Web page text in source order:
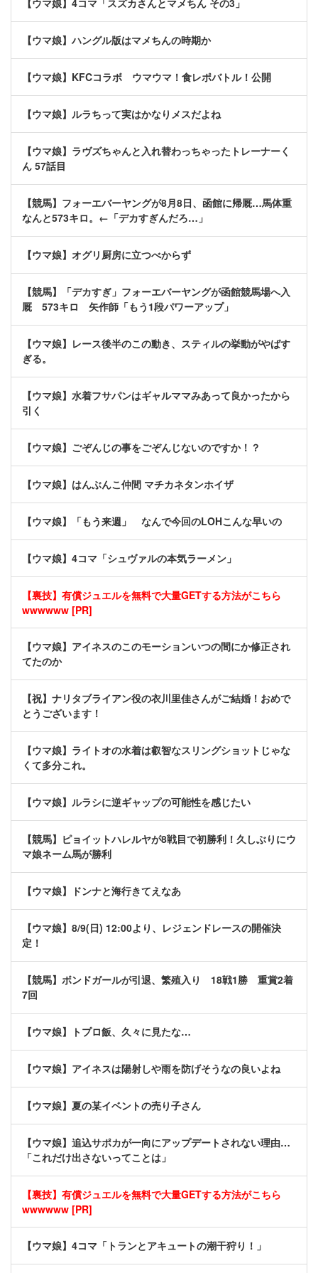
【ウマ娘】4コマ「スズカさんとマメちん その3」
【ウマ娘】ハングル版はマメちんの時期か
【ウマ娘】KFCコラボ ウマウマ！食レポバトル！公開
【ウマ娘】ルラちって実はかなりメスだよね
【ウマ娘】ラヴズちゃんと入れ替わっちゃったトレーナーく
ん 57話目
【競馬】フォーエバーヤングが8月8日、函館に帰厩…馬体重
なんと573キロ。←「デカすぎんだろ…」
【ウマ娘】オグリ厨房に立つべからず
【競馬】「デカすぎ」フォーエバーヤングが函館競馬場へ入
厩 573キロ 矢作師「もう1段パワーアップ」
【ウマ娘】レース後半のこの動き、スティルの挙動がやばす
ぎる。
【ウマ娘】水着フサパンはギャルママみあって良かったから
引く
【ウマ娘】ごぞんじの事をごぞんじないのですか！？
【ウマ娘】はんぶんこ仲間 マチカネタンホイザ
【ウマ娘】「もう来週」 なんで今回のLOHこんな早いの
【ウマ娘】4コマ「シュヴァルの本気ラーメン」
【裏技】有償ジュエルを無料で大量GETする方法がこちら
wwwwww [PR]
【ウマ娘】アイネスのこのモーションいつの間にか修正され
てたのか
【祝】ナリタブライアン役の衣川里佳さんがご結婚！おめで
とうございます！
【ウマ娘】ライトオの水着は叡智なスリングショットじゃな
くて多分これ。
【ウマ娘】ルラシに逆ギャップの可能性を感じたい
【競馬】ピョイットハレルヤが8戦目で初勝利！久しぶりにウ
マ娘ネーム馬が勝利
【ウマ娘】ドンナと海行きてえなあ
【ウマ娘】8/9(日) 12:00より、レジェンドレースの開催決
定！
【競馬】ボンドガールが引退、繁殖入り 18戦1勝 重賞2着
7回
【ウマ娘】トプロ飯、久々に見たな…
【ウマ娘】アイネスは陽射しや雨を防げそうなの良いよね
【ウマ娘】夏の某イベントの売り子さん
【ウマ娘】追込サポカが一向にアップデートされない理由…
「これだけ出さないってことは」
【裏技】有償ジュエルを無料で大量GETする方法がこちら
wwwwww [PR]
【ウマ娘】4コマ「トランとアキュートの潮干狩り！」